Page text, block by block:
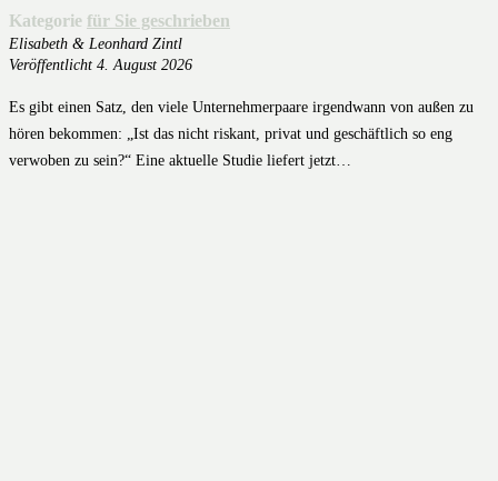
Kategorie für Sie geschrieben
Elisabeth & Leonhard Zintl
Veröffentlicht 4. August 2026
Es gibt einen Satz, den viele Unternehmerpaare irgendwann von außen zu
hören bekommen: „Ist das nicht riskant, privat und geschäftlich so eng
verwoben zu sein?“ Eine aktuelle Studie liefert jetzt…